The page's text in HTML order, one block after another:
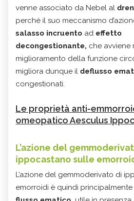
venne associato da Nebel al
perché il suo meccanismo
salasso incruento ad effetto
decongestionante, che avviene
miglioramento della funzione
migliora dunque il deflusso
congestionati.
Le proprietà anti-
omeopatico Aesculus
L’azione del
ippocastano sulle
L’azione del gemmoderivato di
emorroidi è quindi principalmente